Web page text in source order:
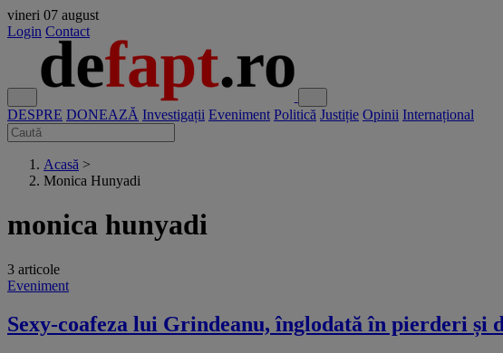
vineri 07 august
Login Contact
DESPRE DONEAZĂ Investigații Eveniment Politică Justiție Opinii Internațional
Acasă >
Monica Hunyadi
monica hunyadi
3 articole
Eveniment
Sexy-coafeza lui Grindeanu, înglodată în pierderi